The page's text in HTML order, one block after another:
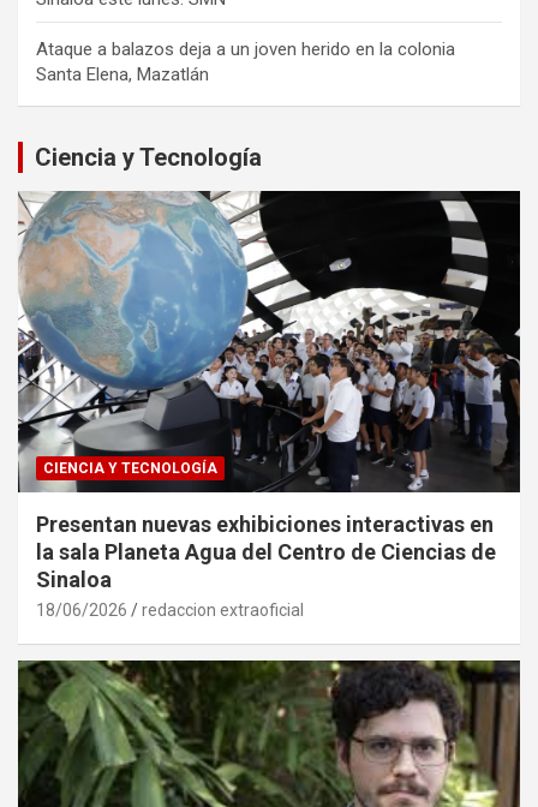
Ataque a balazos deja a un joven herido en la colonia
Santa Elena, Mazatlán
Ciencia y Tecnología
CIENCIA Y TECNOLOGÍA
Presentan nuevas exhibiciones interactivas en
la sala Planeta Agua del Centro de Ciencias de
Sinaloa
18/06/2026 redaccion extraoficial